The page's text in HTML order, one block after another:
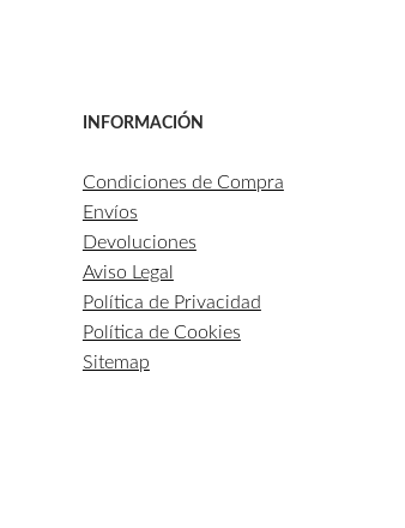
INFORMACIÓN
Condiciones de Compra
Envíos
Devoluciones
Aviso Legal
Política de Privacidad
Política de Cookies
Sitemap